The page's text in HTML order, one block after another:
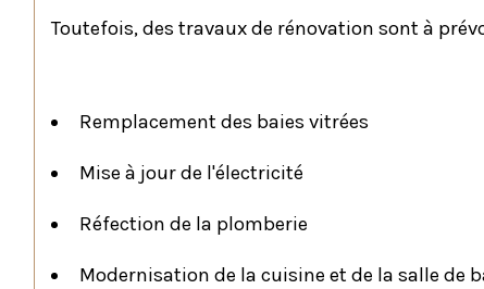
Toutefois, des travaux de rénovation sont à
Remplacement des baies vitrées
Mise à jour de l'électricité
Réfection de la plomberie
Modernisation de la cuisine et de la salle de